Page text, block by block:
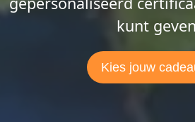
kunt
Kies jouw